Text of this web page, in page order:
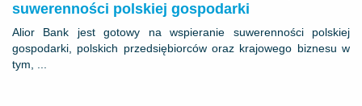
suwerenności polskiej gospodarki
Alior Bank jest gotowy na wspieranie suwerenności polskiej
gospodarki, polskich przedsiębiorców oraz krajowego biznesu w
tym, ...